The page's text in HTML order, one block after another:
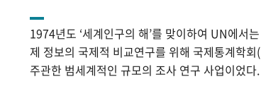
1974년도 ‘세계인구의 해’를 맞이하여 UN에서
제 정보의 국제적 비교연구를 위해 국제통계
주관한 범세계적인 규모의 조사 연구 사업이었다.